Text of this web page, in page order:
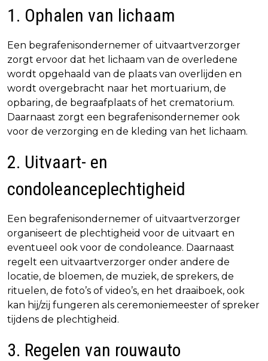
1. Ophalen van lichaam
Een begrafenisondernemer of uitvaartverzorger
zorgt ervoor dat het lichaam van de overledene
wordt opgehaald van de plaats van overlijden en
wordt overgebracht naar het mortuarium, de
opbaring, de begraafplaats of het crematorium.
Daarnaast zorgt een begrafenisondernemer ook
voor de verzorging en de kleding van het lichaam.
2. Uitvaart- en
condoleanceplechtigheid
Een begrafenisondernemer of uitvaartverzorger
organiseert de plechtigheid voor de uitvaart en
eventueel ook voor de condoleance. Daarnaast
regelt een uitvaartverzorger onder andere de
locatie, de bloemen, de muziek, de sprekers, de
rituelen, de foto’s of video’s, en het draaiboek, ook
kan hij/zij fungeren als ceremoniemeester of spreker
tijdens de plechtigheid.
3. Regelen van rouwauto